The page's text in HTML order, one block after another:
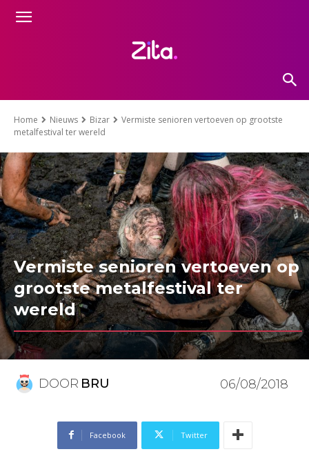
Home Nieuws Bizar
Vermiste senioren vertoeven op grootste
metalfestival ter wereld
Vermiste senioren vertoeven op
grootste metalfestival ter
wereld
DOOR BRU 06/08/2018
Facebook Twitter